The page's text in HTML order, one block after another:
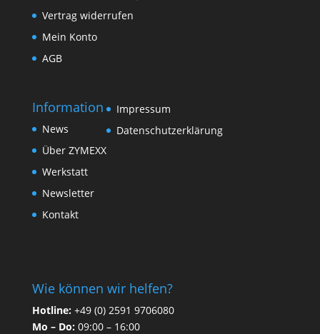
Vertrag widerrufen
Mein Konto
AGB
Information
News
Über ZYMEXX
Werkstatt
Newsletter
Kontakt
Impressum
Datenschutzerklärung
Wie können wir helfen?
Hotline:+49 (0) 2591 9706080
Mo – Do:09:00 – 16:00